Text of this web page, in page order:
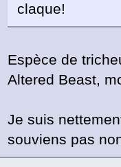
claque!
Espèce de
Altered Beast,
Je suis
souviens pas